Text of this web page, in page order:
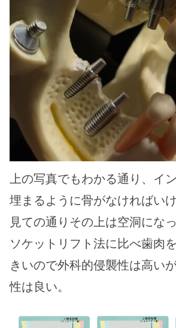
上の写真でもわかる通り、イ
埋まるように骨がなければいけ
見ての通りその上は空洞になっ
ソケットリフト法に比べ歯肉
きいので外科的侵襲性は高い
性は良い。